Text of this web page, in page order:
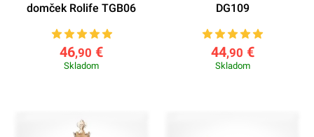
domček Rolife TGB06
46,90 €
Skladom
DG109
44,90 €
Skladom